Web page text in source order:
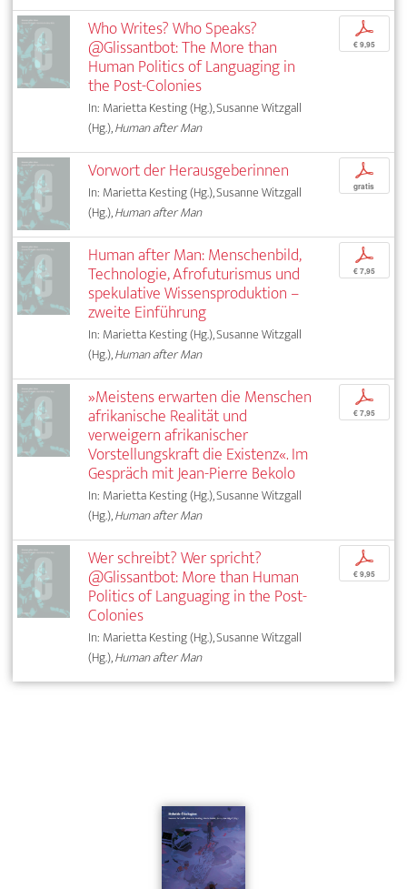
Who Writes? Who Speaks?
@Glissantbot: The More than
Human Politics of Languaging in
the Post-Colonies
In: Marietta Kesting (Hg.), Susanne Witzgall
(Hg.),Human after Man
p
€ 9,95
Vorwort der Herausgeberinnen
In: Marietta Kesting (Hg.), Susanne Witzgall
(Hg.),Human after Man
p
gratis
Human after Man: Menschenbild,
Technologie, Afrofuturismus und
spekulative Wissensproduktion –
zweite Einführung
In: Marietta Kesting (Hg.), Susanne Witzgall
(Hg.),Human after Man
p
€ 7,95
»Meistens erwarten die Menschen
afrikanische Realität und
verweigern afrikanischer
Vorstellungskraft die Existenz«. Im
Gespräch mit Jean-Pierre Bekolo
In: Marietta Kesting (Hg.), Susanne Witzgall
(Hg.),Human after Man
p
€ 7,95
Wer schreibt? Wer spricht?
@Glissantbot: More than Human
Politics of Languaging in the Post-
Colonies
In: Marietta Kesting (Hg.), Susanne Witzgall
(Hg.),Human after Man
p
€ 9,95